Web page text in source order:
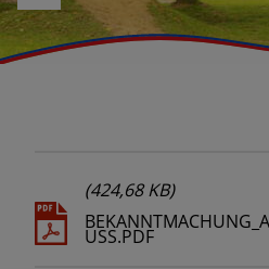
(424,68 KB)
USS.PDF